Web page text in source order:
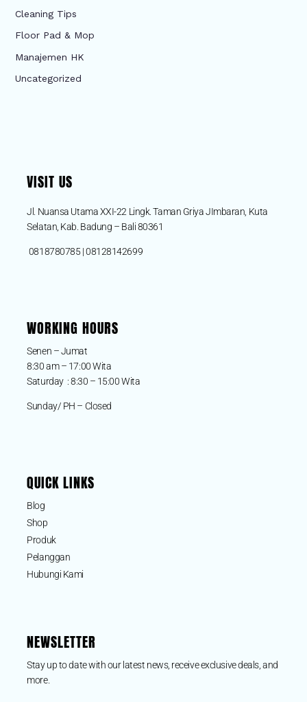
Cleaning Tips
Floor Pad & Mop
Manajemen HK
Uncategorized
VISIT US
Jl. Nuansa Utama XXI-22 Lingk. Taman Griya JImbaran, Kuta
Selatan, Kab. Badung – Bali 80361
0818780785 | 08128142699
WORKING HOURS
Senen – Jumat
8:30 am – 17:00 Wita
Saturday : 8:30 – 15:00 Wita
Sunday/ PH – Closed
QUICK LINKS
Blog
Shop
Produk
Pelanggan
Hubungi Kami
NEWSLETTER
Stay up to date with our latest news, receive exclusive deals, and
more.